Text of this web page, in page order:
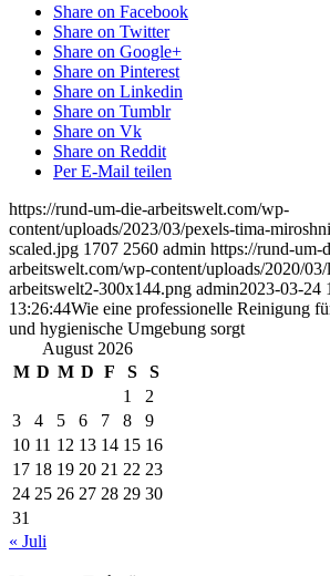
Share on Facebook
Share on Twitter
Share on Google+
Share on Pinterest
Share on Linkedin
Share on Tumblr
Share on Vk
Share on Reddit
Per E-Mail teilen
https://rund-um-die-arbeitswelt.com/wp-
content/uploads/2023/03/pexels-tima-
scaled.jpg 1707 2560 admin https://rund-um-
arbeitswelt.com/wp-content/uploads/2020/
arbeitswelt2-300x144.png admin2023-03-24
13:26:44Wie eine professionelle Reinigung
und hygienische Umgebung sorgt
August 2026
M D M D F S
S
1
2
3
4 5 6 7 8
9
10 11 12 13 14 15 16
17 18 19 20 21 22 23
24 25 26 27 28 29 30
31
« Juli